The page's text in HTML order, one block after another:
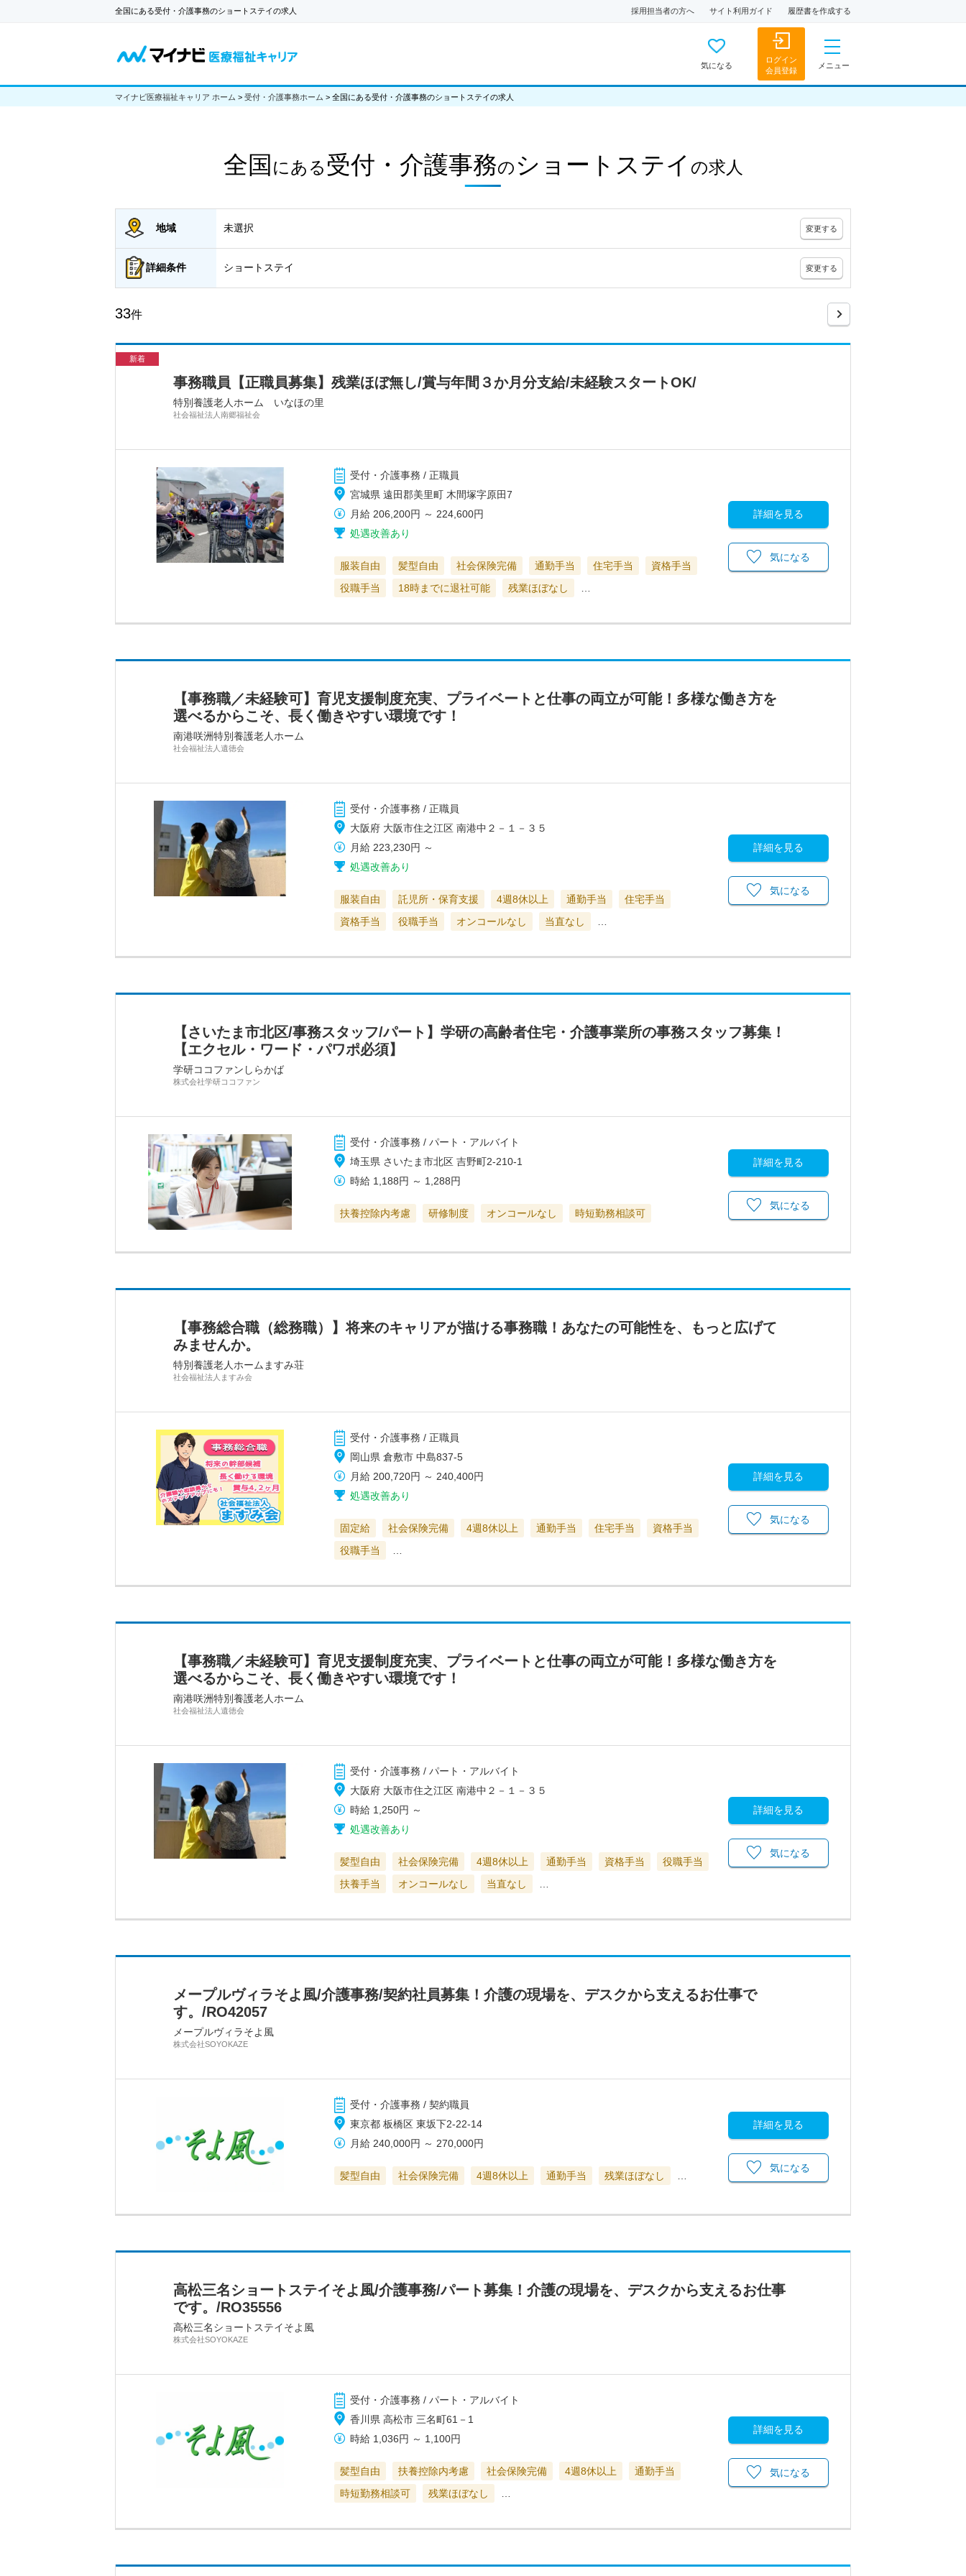
全国にある受付・介護事務のショートステイの求人 採用担当者の方へ サイト利用ガイド 履歴書を作成する
気になる
ログイン
会員登録
メニュー
マイナビ医療福祉キャリア ホーム > 受付・介護事務ホーム > 全国にある受付・介護事務のショートステイの求人
全国 にある 受付・介護事務のショートステイ の求人
地域 未選択 変更する
詳細条件 ショートステイ 変更する
33件
新着
事務職員【正職員募集】残業ほぼ無し/賞与年間３か月分支給/未経験スタートOK/
特別養護老人ホーム いなほの里
社会福祉法人南郷福祉会
受付・介護事務 / 正職員
宮城県 遠田郡美里町 木間塚字原田7
月給 206,200円 ～ 224,600円
処遇改善あり
服装自由 髪型自由 社会保険完備 通勤手当 住宅手当
資格手当
役職手当
18時までに退社可能 残業ほぼなし
詳細を見る
気になる
【事務職／未経験可】育児支援制度充実、プライベートと仕事の両立が可能！多様な働き方を
選べるからこそ、長く働きやすい環境です！
南港咲洲特別養護老人ホーム
社会福祉法人遺徳会
受付・介護事務 / 正職員
大阪府 大阪市住之江区 南港中２－１－３５
月給 223,230円 ～
処遇改善あり
服装自由 託児所・保育支援 4週8休以上 通勤手当
住宅手当
資格手当
役職手当 オンコールなし 当直なし
詳細を見る
気になる
【さいたま市北区/事務スタッフ/パート】学研の高齢者住宅・介護事業所の事務スタッフ募集！
【エクセル・ワード・パワポ必須】
学研ココファンしらかば
株式会社学研ココファン
受付・介護事務 / パート・アルバイト
埼玉県 さいたま市北区 吉野町2-210-1
時給 1,188円 ～ 1,288円
扶養控除内考慮 研修制度 オンコールなし 時短勤務相談可
詳細を見る
気になる
【事務総合職（総務職）】将来のキャリアが描ける事務職！あなたの可能性を、もっと広げて
みませんか。
特別養護老人ホームますみ荘
社会福祉法人ますみ会
受付・介護事務 / 正職員
岡山県 倉敷市 中島837-5
月給 200,720円 ～ 240,400円
処遇改善あり
固定給 社会保険完備 4週8休以上 通勤手当 住宅手当
資格手当
役職手当
詳細を見る
気になる
【事務職／未経験可】育児支援制度充実、プライベートと仕事の両立が可能！多様な働き方を
選べるからこそ、長く働きやすい環境です！
南港咲洲特別養護老人ホーム
社会福祉法人遺徳会
受付・介護事務 / パート・アルバイト
大阪府 大阪市住之江区 南港中２－１－３５
時給 1,250円 ～
処遇改善あり
髪型自由 社会保険完備 4週8休以上 通勤手当 資格手当
役職手当
扶養手当
オンコールなし 当直なし
詳細を見る
気になる
メープルヴィラそよ風/介護事務/契約社員募集！介護の現場を、デスクから支えるお仕事で
す。/RO42057
メープルヴィラそよ風
株式会社SOYOKAZE
受付・介護事務 / 契約職員
東京都 板橋区 東坂下2-22-14
月給 240,000円 ～ 270,000円
髪型自由 社会保険完備 4週8休以上 通勤手当 残業ほぼなし
詳細を見る
気になる
高松三名ショートステイそよ風/介護事務/パート募集！介護の現場を、デスクから支えるお仕事
です。/RO35556
高松三名ショートステイそよ風
株式会社SOYOKAZE
受付・介護事務 / パート・アルバイト
香川県 高松市 三名町61－1
時給 1,036円 ～ 1,100円
髪型自由 扶養控除内考慮 社会保険完備 4週8休以上
通勤手当
時短勤務相談可
残業ほぼなし
詳細を見る
気になる